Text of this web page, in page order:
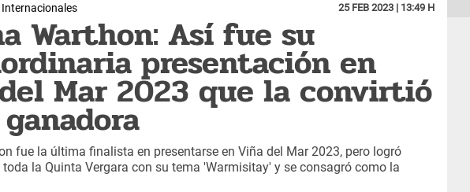
Internacionales 25 FEB 2023 | 13:49 H
Warthon: Así fue su
presentación en
Mar 2023 que la convirtió
fue la última finalista en presentarse en Viña del Mar 2023, pero logró
toda la Quinta Vergara con su tema 'Warmisitay' y se consagró como la